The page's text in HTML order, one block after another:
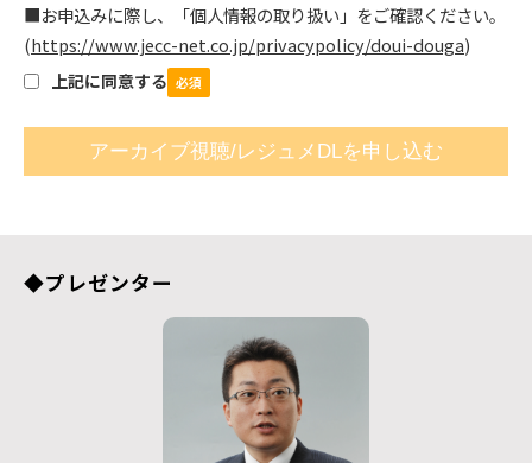
■お申込みに際し、「個人情報の取り扱い」をご確認ください。
(https://www.jecc-net.co.jp/privacypolicy/doui-douga)
上記に同意する
◆プレゼンター